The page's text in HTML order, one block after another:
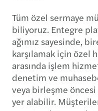
Tüm özel sermaye
biliyoruz. Entegre
ağımız sayesinde,
karşılamak için özel
arasında işlem
denetim ve
veya birleşme
yer alabilir.